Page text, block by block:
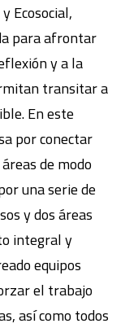
Ecosocial,
para afrontar
y a la
transitar a
En este
por conectar
de modo
una serie de
y dos áreas
integral y
equipos
el trabajo
así como todos